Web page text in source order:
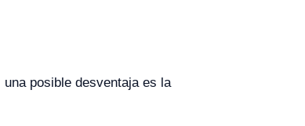
posible desventaja es la